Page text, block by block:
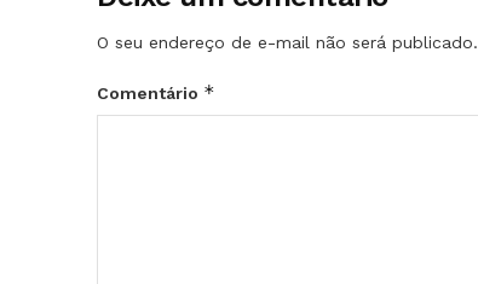
O seu endereço de e-mail não será publicado.
Comentário *